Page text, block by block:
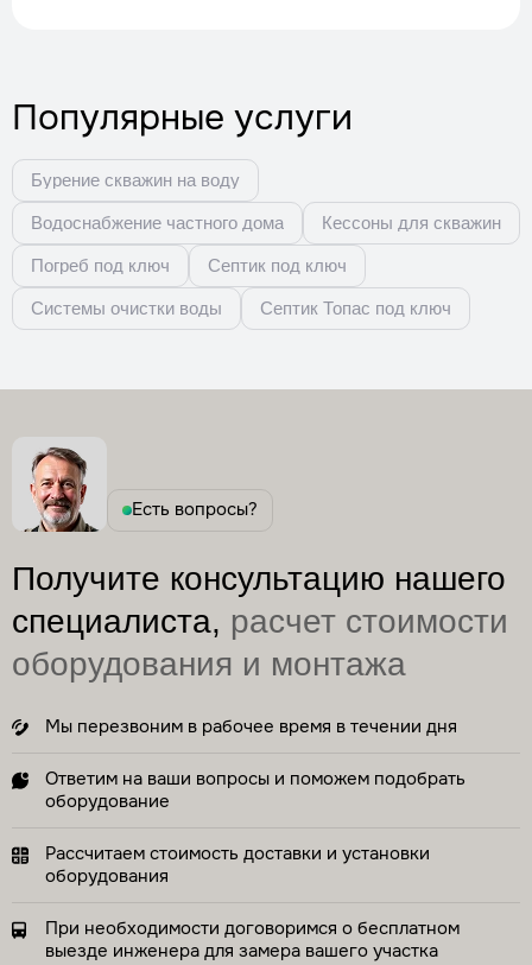
Популярные услуги
Бурение скважин на воду
Водоснабжение частного дома Кессоны для скважин
Погреб под ключ Септик под ключ
Системы очистки воды Септик Топас под ключ
Есть вопросы?
Получите консультацию нашего
специалиста, расчет стоимости
оборудования и монтажа
Мы перезвоним в рабочее время в течении дня
Ответим на ваши вопросы и поможем подобрать
оборудование
Рассчитаем стоимость доставки и установки
оборудования
При необходимости договоримся о бесплатном
выезде инженера для замера вашего участка